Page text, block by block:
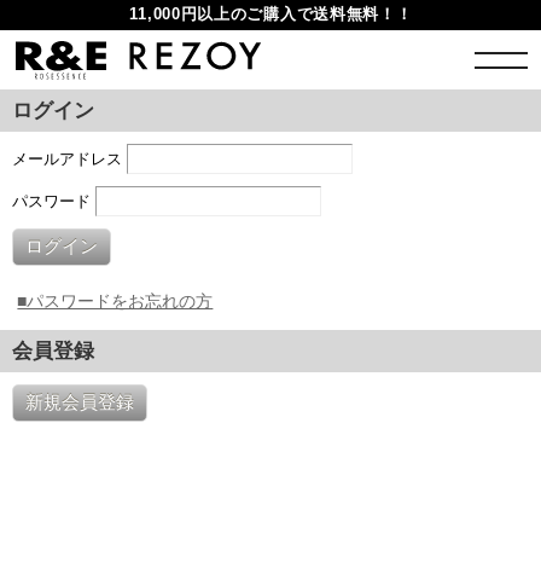
11,000円以上のご購入で送料無料！！
ログイン
メールアドレス
パスワード
ログイン
■パスワードをお忘れの方
会員登録
新規会員登録